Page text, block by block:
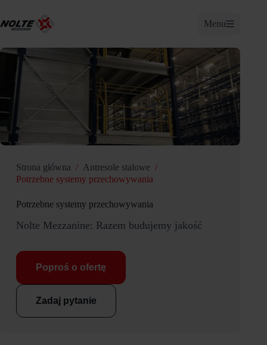
treści
Menu
Strona główna / Antresole stalowe /
Potrzebne systemy przechowywania
Potrzebne systemy przechowywania
Nolte Mezzanine: Razem budujemy jakość
Poproś o ofertę
Zadaj pytanie